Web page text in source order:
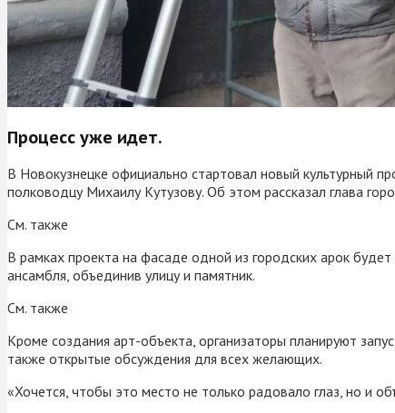
Процесс уже идет.
В Новокузнецке официально стартовал новый культурный
полководцу Михаилу Кутузову. Об этом рассказал глава
См. также
В рамках проекта на фасаде одной из городских арок
ансамбля, объединив улицу и памятник.
См. также
Кроме создания арт-объекта, организаторы планируют
также открытые обсуждения для всех желающих.
«Хочется, чтобы это место не только радовало глаз, но и